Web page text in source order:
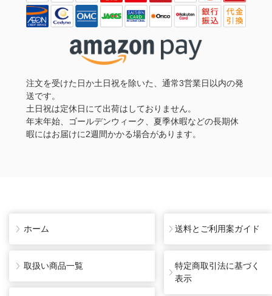
注文を受けた日か土日祝を除いた、通常3営業日以内の発
送です。
土日祝は定休日にて出荷はしておりません。
年末年始、ゴールデンウィーク、夏季休暇などの長期休
暇にはお届けに2週間かかる場合があります。
ホーム
取扱い商品一覧
送料とご利用案ガイド
特定商取引法に基づく
表示